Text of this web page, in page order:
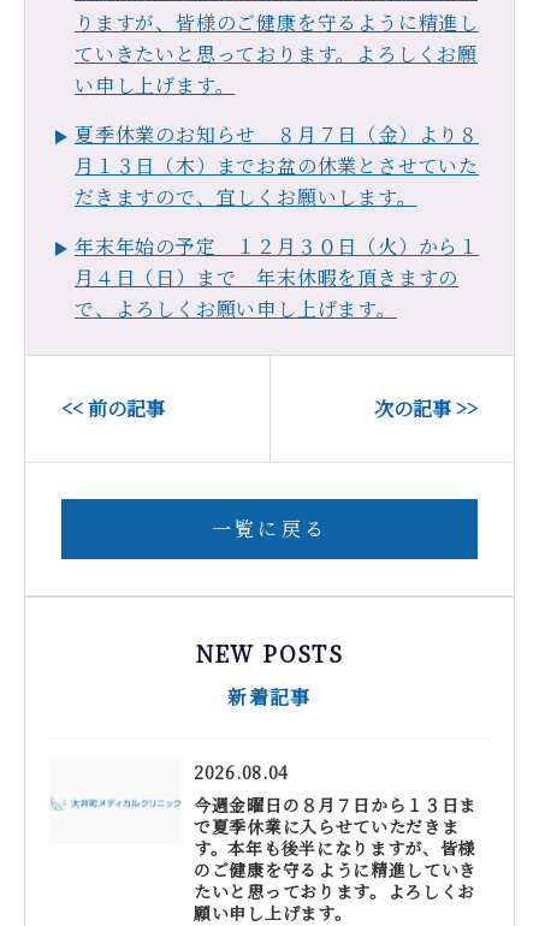
りますが、皆様のご健康を守るように精進し
ていきたいと思っております。よろしくお願
い申し上げます。
夏季休業のお知らせ ８月７日（金）より８
月１３日（木）までお盆の休業とさせていた
だきますので、宜しくお願いします。
年末年始の予定 １２月３０日（火）から１
月４日（日）まで 年末休暇を頂きますの
で、よろしくお願い申し上げます。
<< 前の記事 次の記事 >>
一覧に戻る
NEW POSTS
新着記事
2026.08.04
今週金曜日の８月７日から１３日ま
で夏季休業に入らせていただきま
す。本年も後半になりますが、皆様
のご健康を守るように精進していき
たいと思っております。よろしくお
願い申し上げます。